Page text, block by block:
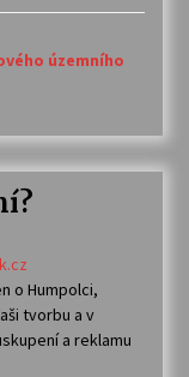
územního
o Humpolci,
tvorbu a v
a reklamu